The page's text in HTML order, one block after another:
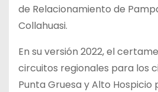
de Relacionamiento de
Collahuasi.
En su versión 2022, el
circuitos regionales para los
Punta Gruesa y Alto Hospicio